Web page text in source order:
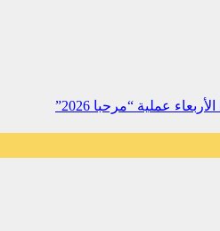
عملية “مرحبا 2026”